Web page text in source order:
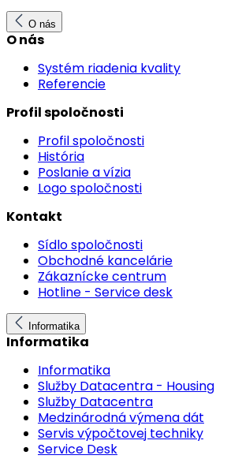
O nás
O nás
Systém riadenia kvality
Referencie
Profil spoločnosti
Profil spoločnosti
História
Poslanie a vízia
Logo spoločnosti
Kontakt
Sídlo spoločnosti
Obchodné kancelárie
Zákaznícke centrum
Hotline - Service desk
Informatika
Informatika
Informatika
Služby Datacentra - Housing
Služby Datacentra
Medzinárodná výmena dát
Servis výpočtovej techniky
Service Desk